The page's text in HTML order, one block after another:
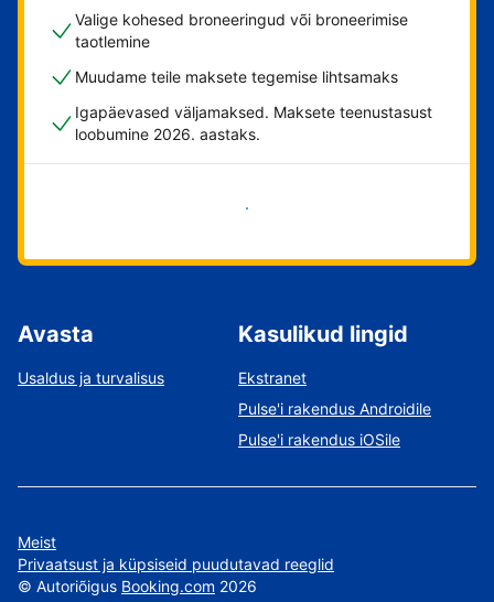
Valige kohesed broneeringud või broneerimise
taotlemine
Muudame teile maksete tegemise lihtsamaks
Igapäevased väljamaksed. Maksete teenustasust
loobumine 2026. aastaks.
Alusta kohe
Avasta
Usaldus ja turvalisus
Kasulikud lingid
Ekstranet
Pulse'i rakendus Androidile
Pulse'i rakendus iOSile
Meist
Privaatsust ja küpsiseid puudutavad reeglid
© Autoriõigus Booking.com 2026